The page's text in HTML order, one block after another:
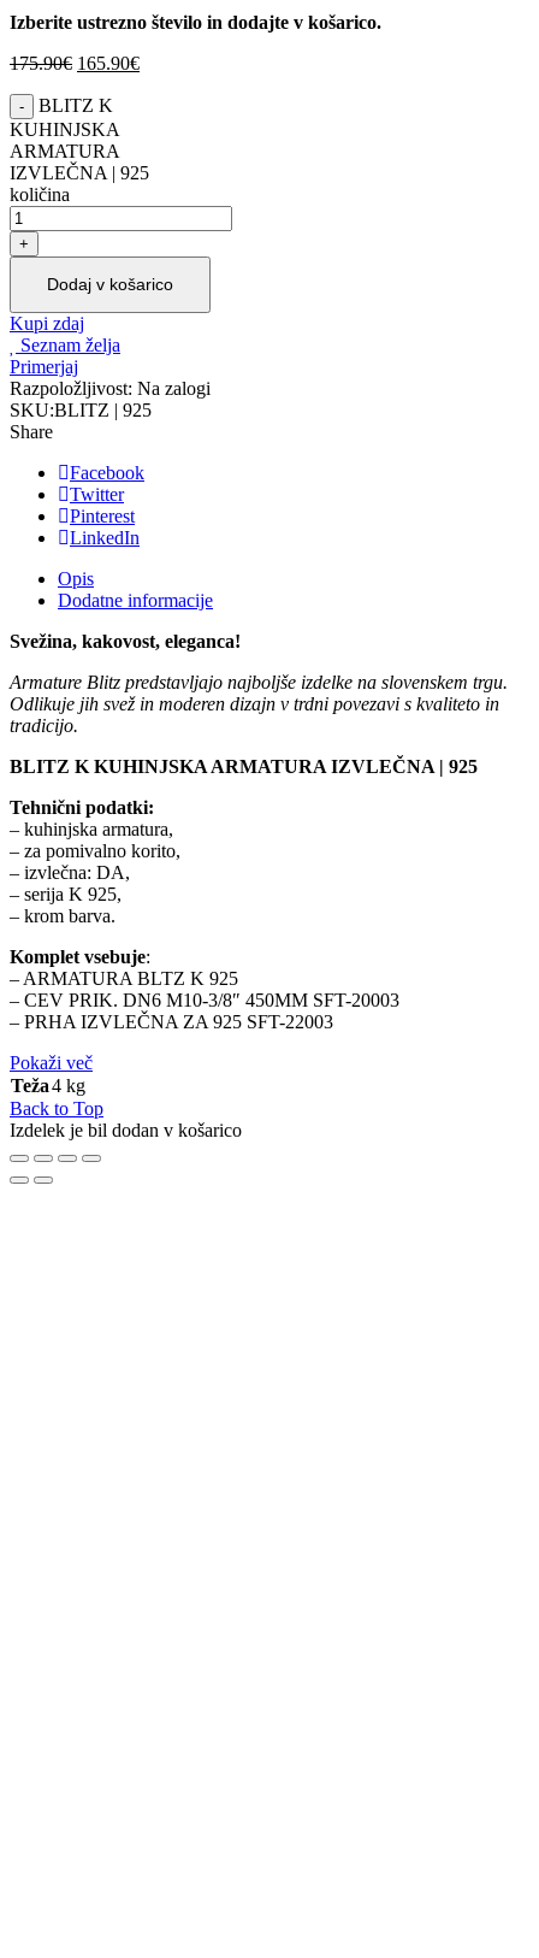
Izberite ustrezno število in dodajte v košarico.
175.90€ 165.90€
BLITZ K
KUHINJSKA
ARMATURA
IZVLEČNA | 925
količina
Dodaj v košarico
Kupi zdaj
Seznam želja
Primerjaj
Razpoložljivost: Na zalogi
SKU:BLITZ | 925
Share
Facebook
Twitter
Pinterest
LinkedIn
Opis
Dodatne informacije
Svežina, kakovost, eleganca!
Armature Blitz predstavljajo najboljše izdelke na slovenskem trgu.
Odlikuje jih svež in moderen dizajn v trdni povezavi s kvaliteto in
tradicijo.
BLITZ K KUHINJSKA ARMATURA IZVLEČNA | 925
Tehnični podatki:
– kuhinjska armatura,
– za pomivalno korito,
– izvlečna: DA,
– serija K 925,
– krom barva.
Komplet vsebuje:
– ARMATURA BLTZ K 925
– CEV PRIK. DN6 M10-3/8″ 450MM SFT-20003
– PRHA IZVLEČNA ZA 925 SFT-22003
Pokaži več
Teža4 kg
Back to Top
Izdelek je bil dodan v košarico